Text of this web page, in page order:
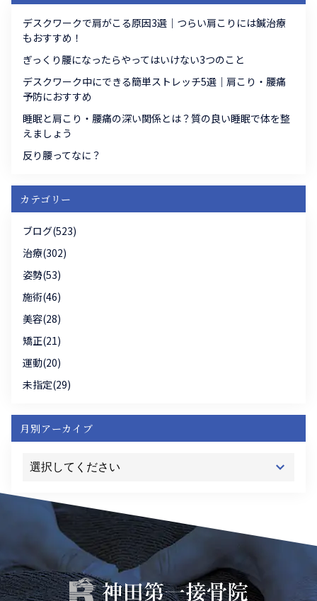
デスクワークで肩がこる原因3選｜つらい肩こりには鍼治療
もおすすめ！
ぎっくり腰になったらやってはいけない3つのこと
デスクワーク中にできる簡単ストレッチ5選｜肩こり・腰痛
予防におすすめ
睡眠と肩こり・腰痛の深い関係とは？質の良い睡眠で体を整
えましょう
反り腰ってなに？
カテゴリー
ブログ(523)
治療(302)
姿勢(53)
施術(46)
美容(28)
矯正(21)
運動(20)
未指定(29)
月別アーカイブ